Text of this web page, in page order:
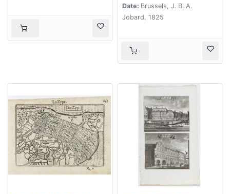
Date: Brussels, J. B. A.
Jobard, 1825